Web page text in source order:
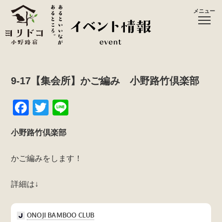
メニュー
9-17【集会所】かご編み 小野路竹倶楽部
F
c
e
o
o
T
tt
er
小野路竹倶楽部
かご編みをします！
詳細は↓